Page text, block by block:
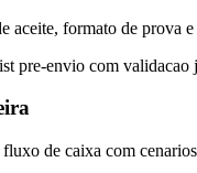
aceite, formato de prova
pre-envio com
de caixa com